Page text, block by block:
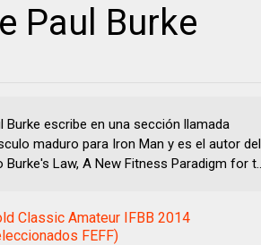
Paul Burke
Burke escribe en una sección llamada
maduro para Iron Man y es el autor del
Burke's Law, A New Fitness Paradigm for t...
Classic Amateur IFBB 2014
FEFF)